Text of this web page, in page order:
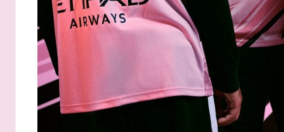
Strefezza: visite mediche e
contratto, questi i dettagli